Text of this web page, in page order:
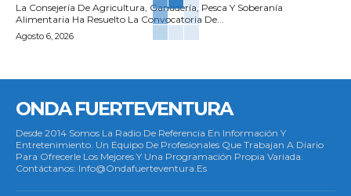
La Consejería De Agricultura, Ganadería, Pesca Y Soberanía
Alimentaria Ha Resuelto La Convocatoria De...
Agosto 6, 2026
ONDA FUERTEVENTURA
Desde 2014 Somos La Radio De Referencia En Información Y
Entretenimiento. Un Equipo De Profesionales Que Trabajan A Diario
Para Ofrecerle Los Mejores Y Una Programación Propia Variada.
Contáctanos: Info@ondafuerteventura.es